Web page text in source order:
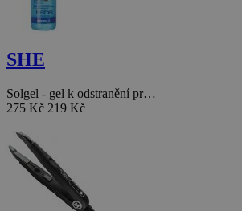
SHE
Solgel - gel k odstranění pr…
275 Kč 219 Kč